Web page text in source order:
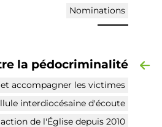
Nominations
la pédocriminalité
accompagner les victimes
interdiocésaine d'écoute
de l'Église depuis 2010